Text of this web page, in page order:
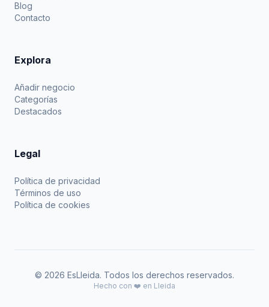
Blog
Contacto
Explora
Añadir negocio
Categorías
Destacados
Legal
Política de privacidad
Términos de uso
Política de cookies
© 2026 EsLleida. Todos los derechos reservados.
Hecho con ❤️ en Lleida